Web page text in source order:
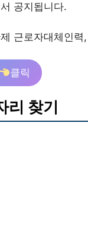
공지됩니다.
근로자대체인
클릭
리 찾기